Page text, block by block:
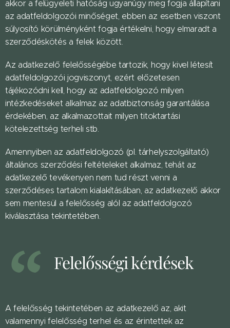
akkor a felügyeleti hatóság ugyanúgy meg fogja állapítani
az adatfeldolgozói minőséget, ebben az esetben viszont
súlyosító körülményként fogja értékelni, hogy elmaradt a
szerződéskötés a felek között.
Az adatkezelő felelősségébe tartozik, hogy kivel létesít
adatfeldolgozói jogviszonyt, ezért előzetesen
tájékozódni kell, hogy az adatfeldolgozó milyen
intézkedéseket alkalmaz az adatbiztonság garantálása
érdekében, az alkalmazottait milyen titoktartási
kötelezettség terheli stb.
Amennyiben az adatfeldolgozó (pl. tárhelyszolgáltató)
általános szerződési feltételeket alkalmaz, tehát az
adatkezelő tevékenyen nem tud részt venni a
szerződéses tartalom kialakításában, az adatkezelő akkor
sem mentesül a felelősség alól az adatfeldolgozó
kiválasztása tekintetében.
Felelősségi kérdések
A felelősség tekintetében az adatkezelő az, akit
valamennyi felelősség terhel és az érintettek az